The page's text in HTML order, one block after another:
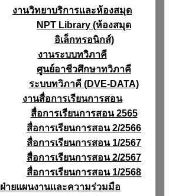
งานวิทยาบริการเเละห้องสมุด
NPT Library (ห้องสมุด
อิเล็กทรอนิกส์)
งานระบบทวิภาคี
ศูนย์อาชีวศึกษาทวิภาคี
ระบบทวิภาคี (DVE-DATA)
งานสื่อการเรียนการสอน
สื่อการเรียนการสอน 2565
สื่อการเรียนการสอน 2/2566
สื่อการเรียนการสอน 1/2567
สื่อการเรียนการสอน 2/2567
สื่อการเรียนการสอน 1/2568
ฝ่ายแผนงานเเละความร่วมมือ